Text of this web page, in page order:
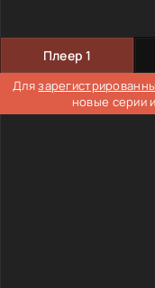
Плеер 1
Для
новые серии